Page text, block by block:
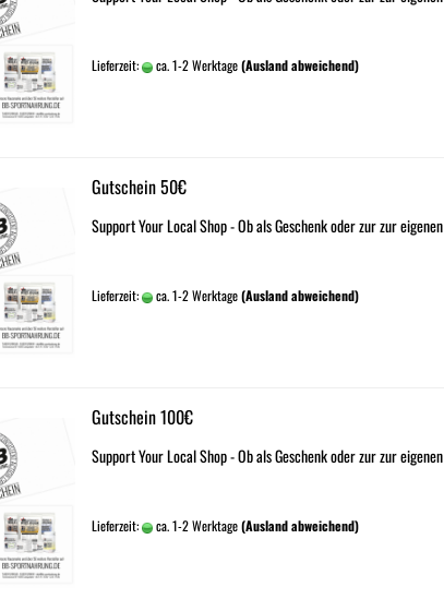
Lieferzeit: ca. 1-2 Werktage(Ausland abweichend)
Gutschein 50€
Support Your Local Shop - Ob als Geschenk oder zur zur
Lieferzeit: ca. 1-2 Werktage(Ausland abweichend)
Gutschein 100€
Support Your Local Shop - Ob als Geschenk oder zur zur
Lieferzeit: ca. 1-2 Werktage(Ausland abweichend)